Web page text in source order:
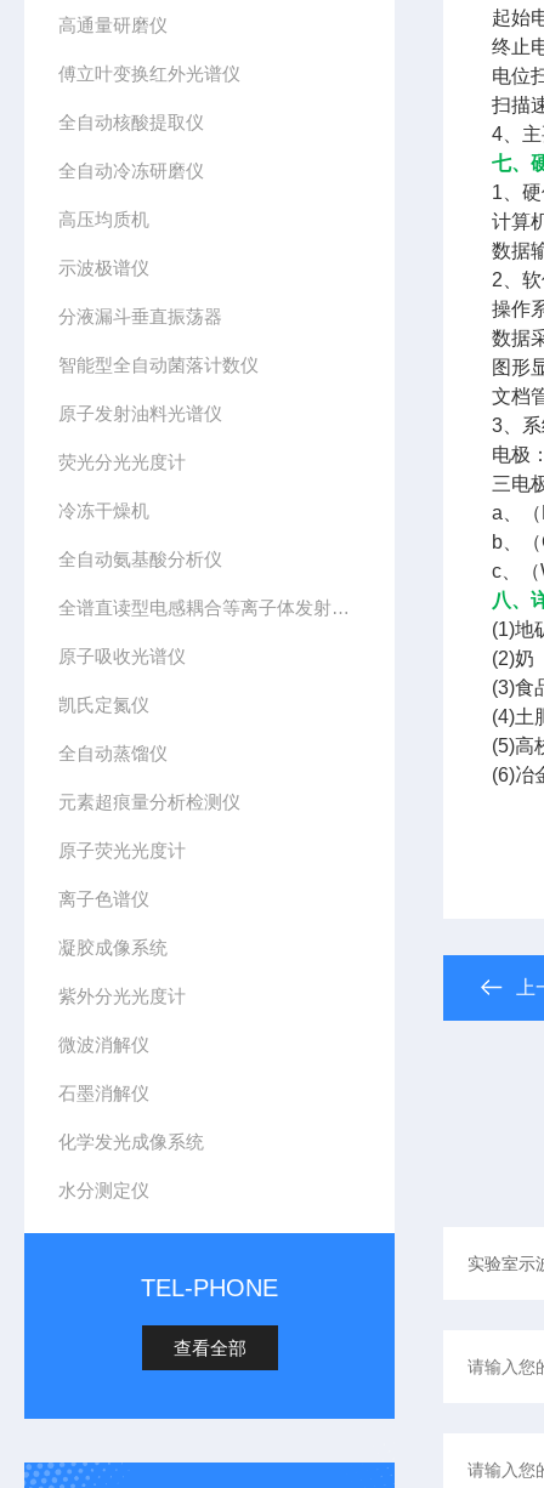
高通量研磨仪
傅立叶变换红外光谱仪
全自动核酸提取仪
全自动冷冻研磨仪
高压均质机
示波极谱仪
分液漏斗垂直振荡器
智能型全自动菌落计数仪
原子发射油料光谱仪
荧光分光光度计
冷冻干燥机
全自动氨基酸分析仪
全谱直读型电感耦合等离子体发射光谱仪
原子吸收光谱仪
凯氏定氮仪
全自动蒸馏仪
元素超痕量分析检测仪
原子荧光光度计
离子色谱仪
凝胶成像系统
紫外分光光度计
微波消解仪
石墨消解仪
化学发光成像系统
水分测定仪
TEL-PHONE
查看全部
起始
终止
电位
扫描
4、
七、
1、
计算
数据
2、
操作
数据
图形
文档
3、
电极
三电
a、
b、
c、
八、
(1)地
(2)奶
(3)食
(4)土
(5)高
(6)冶